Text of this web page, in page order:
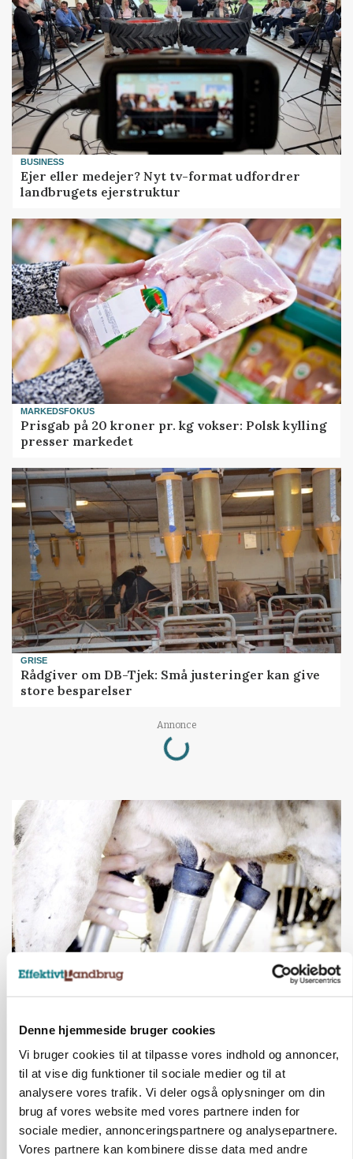
Denne hjemmeside bruger cookies
Vi bruger cookies til at tilpasse vores indhold og annoncer,
til at vise dig funktioner til sociale medier og til at
analysere vores trafik. Vi deler også oplysninger om din
brug af vores website med vores partnere inden for
sociale medier, annonceringspartnere og analysepartnere.
Vores partnere kan kombinere disse data med andre
BUSINESS
Ejer eller medejer? Nyt tv-format udfordrer
landbrugets ejerstruktur
MARKEDSFOKUS
Prisgab på 20 kroner pr. kg vokser: Polsk kylling
presser markedet
GRISE
Rådgiver om DB-Tjek: Små justeringer kan give
store besparelser
Annonce
Loading...